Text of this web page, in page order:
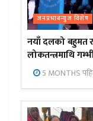
जनप्रभाबन्युज विशेष
नयाँ दलको बहुमत
लोकतन्त्रमाथि
5 MONTHS